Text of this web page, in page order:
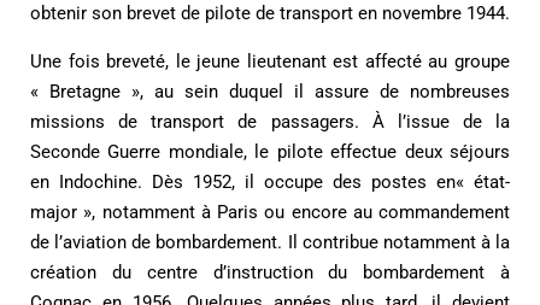
obtenir son brevet de pilote de transport en novembre 1944.
Une fois breveté, le jeune lieutenant est affecté au groupe
« Bretagne », au sein duquel il assure de nombreuses
missions de transport de passagers. À l’issue de la
Seconde Guerre mondiale, le pilote effectue deux séjours
en Indochine. Dès 1952, il occupe des postes en« état-
major », notamment à Paris ou encore au commandement
de l’aviation de bombardement. Il contribue notamment à la
création du centre d’instruction du bombardement à